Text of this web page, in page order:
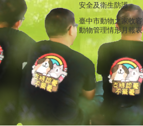
安全及衛生防護
臺中市動物之家收容
動物管理情形月報表